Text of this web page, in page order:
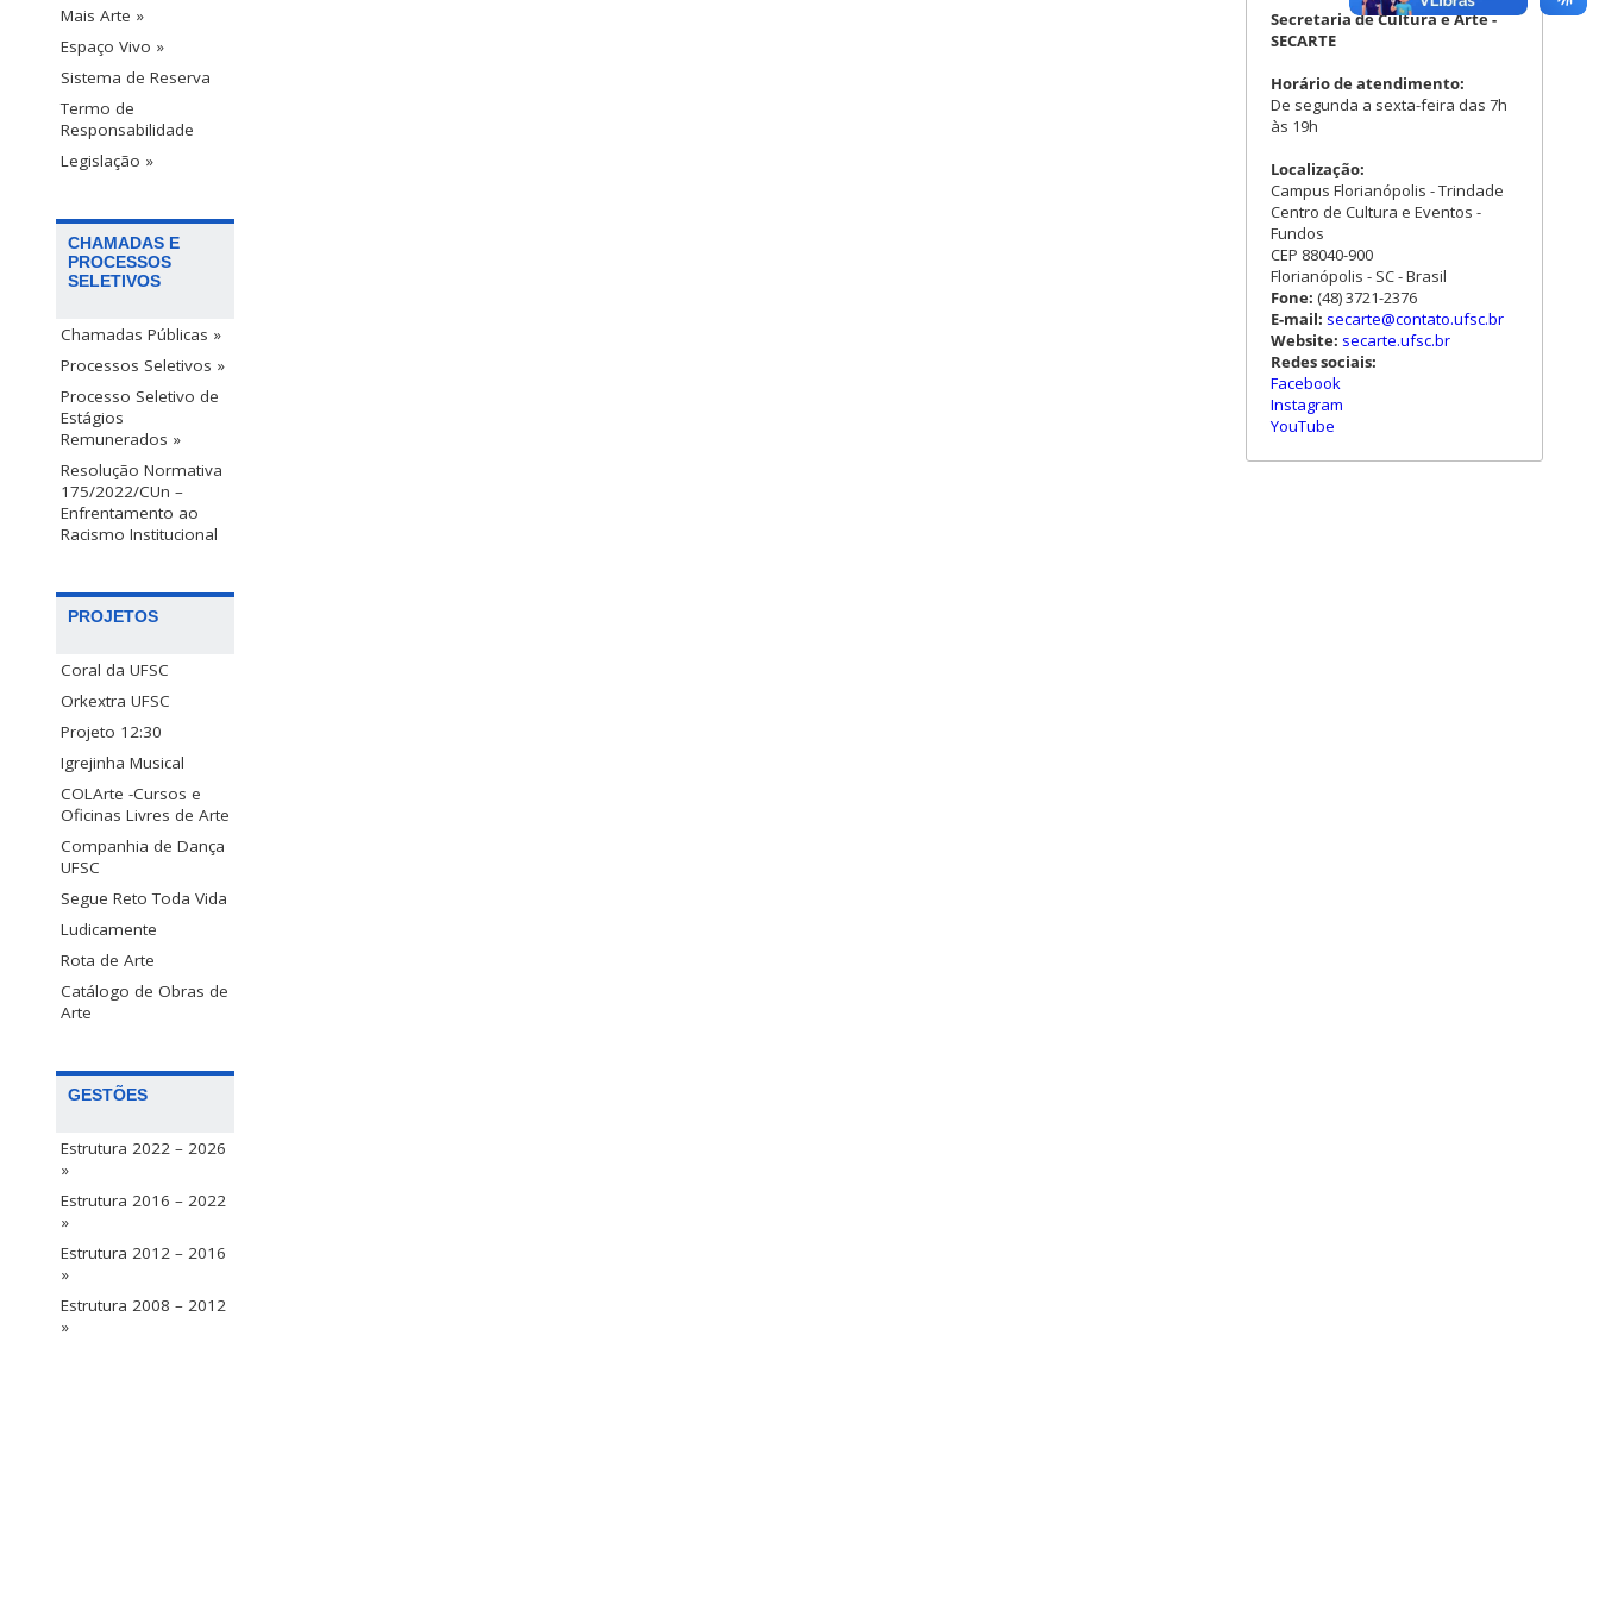
Mais Arte »
Espaço Vivo »
Sistema de Reserva
Termo de
Responsabilidade
Legislação »
CHAMADAS E
PROCESSOS
SELETIVOS
Chamadas Públicas »
Processos Seletivos »
Processo Seletivo de
Estágios
Remunerados »
Resolução Normativa
175/2022/CUn –
Enfrentamento ao
Racismo Institucional
PROJETOS
Coral da UFSC
Orkextra UFSC
Projeto 12:30
Igrejinha Musical
COLArte -Cursos e
Oficinas Livres de Arte
Companhia de Dança
UFSC
Segue Reto Toda Vida
Ludicamente
Rota de Arte
Catálogo de Obras de
Arte
GESTÕES
Estrutura 2022 – 2026
»
Estrutura 2016 – 2022
»
Estrutura 2012 – 2016
»
Estrutura 2008 – 2012
»
Secretaria de Cultura e Arte -
SECARTE
Horário de atendimento:
De segunda a sexta-feira das 7h
às 19h
Localização:
Campus Florianópolis - Trindade
Centro de Cultura e Eventos -
Fundos
CEP 88040-900
Florianópolis - SC - Brasil
Fone: (48) 3721-2376
E-mail: secarte@contato.ufsc.br
Website: secarte.ufsc.br
Redes sociais:
Facebook
Instagram
YouTube